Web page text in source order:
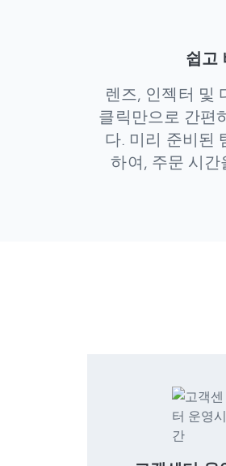
쉽고
렌즈, 인젝터 및
클릭만으로 간편
다. 미리 준비된
하여, 주문 시